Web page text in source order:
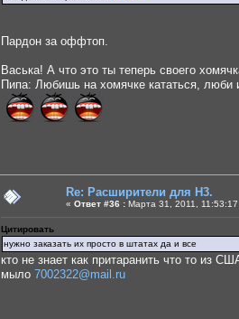
Пардон за оффтоп.
Васька! А что это ты теперь своего
Пипа: Любишь на хомячке кататься, люби
Re: Расширители для Н3.
« Ответ #36 : Марта 31, 2011,
Цитировать
нужно заказать их просто в штатах да и все
кто не знает как притаранить что то из
мыло 7002322@mail.ru